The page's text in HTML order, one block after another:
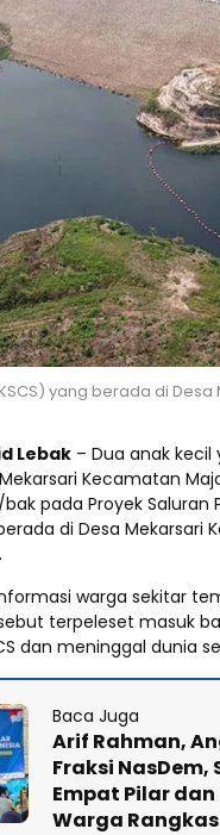
yang berada di
Lebak – Dua anak kecil
Kecamatan
pada Proyek Saluran
di Desa Mekarsari
warga sekitar
terpeleset masuk
dan meninggal dunia
Baca Juga
Arif Rahman,
Fraksi
Empat Pilar
Warga